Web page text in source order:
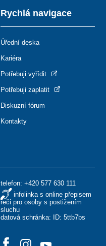
telefon: +420 577 630 111
infolinka s online přepisem
řeči pro osoby s postižením
sluchu
datová schránka: ID: 5ttb7bs
Rychlá navigace
Úřední deska
Kariéra
Potřebuji vyřídit
Potřebuji zaplatit
Diskuzní fórum
Kontakty